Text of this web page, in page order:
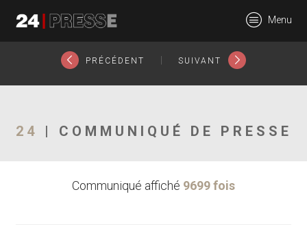
24Presse -
Communiqués de
Menu
PRÉCÉDENT SUIVANT
24 | COMMUNIQUÉ DE PRESSE
Communiqué affiché 9699 fois